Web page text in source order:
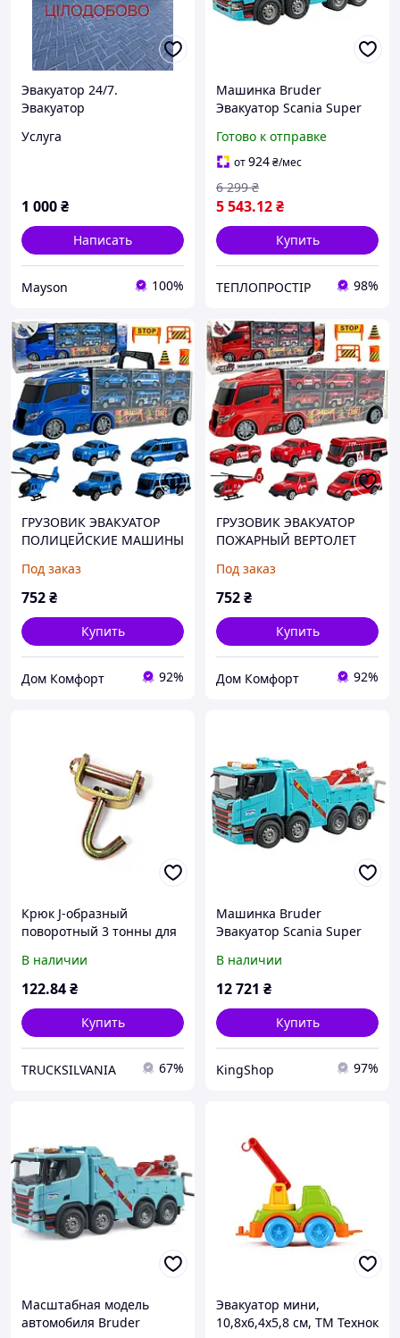
Эвакуатор 24/7.
Эвакуатор
Перевозка автомобилей и
Услуга
1 000₴
Написать
Mayson 100%
Машинка Bruder
Эвакуатор Scania Super
(03553)
Готово к отправке
от924₴/мес
5 543.12₴
6 299 ₴
Купить
ТЕПЛОПРОСТІР 98%
ГРУЗОВИК ЭВАКУАТОР
ПОЛИЦЕЙСКИЕ МАШИНЫ
WOOPIE
Под заказ
752₴
Купить
Дом Комфорт 92%
ГРУЗОВИК ЭВАКУАТОР
ПОЖАРНЫЙ ВЕРТОЛЕТ
WOOPIE ПУСКОВАЯ
УСТАНОВКА
Под заказ
752₴
Купить
Дом Комфорт 92%
Крюк J-образный
поворотный 3 тонны для
эвакуатора, грузовой
буксировочный крюк
В наличии
122.84₴
Купить
TRUCKSILVANIA 67%
Машинка Bruder
Эвакуатор Scania Super
(03553)
В наличии
12 721 ₴
Купить
KingShop 97%
Масштабная модель
автомобиля Bruder
Эвакуатор мини,
10,8х6,4х5,8 см, ТМ Технок